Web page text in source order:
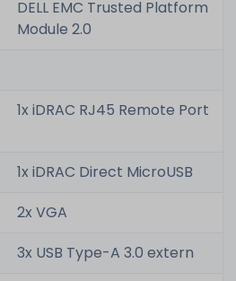
DELL EMC Trusted Platform
Module 2.0
1x iDRAC RJ45 Remote Port
1x iDRAC Direct MicroUSB
2x VGA
3x USB Type-A 3.0 extern